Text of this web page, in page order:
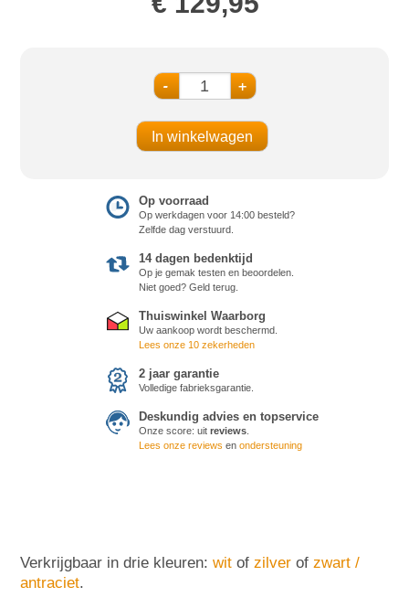
- +
Op voorraad
Op werkdagen voor 14:00 besteld?
Zelfde dag verstuurd.
14 dagen bedenktijd
Op je gemak testen en beoordelen.
Niet goed? Geld terug.
Thuiswinkel Waarborg
Uw aankoop wordt beschermd.
Lees onze 10 zekerheden
2 jaar garantie
Volledige fabrieksgarantie.
Deskundig advies en topservice
Onze score: uit reviews
Lees onze reviews en ondersteuning
Verkrijgbaar in drie kleuren: wit of zilver of zwart /
antraciet.